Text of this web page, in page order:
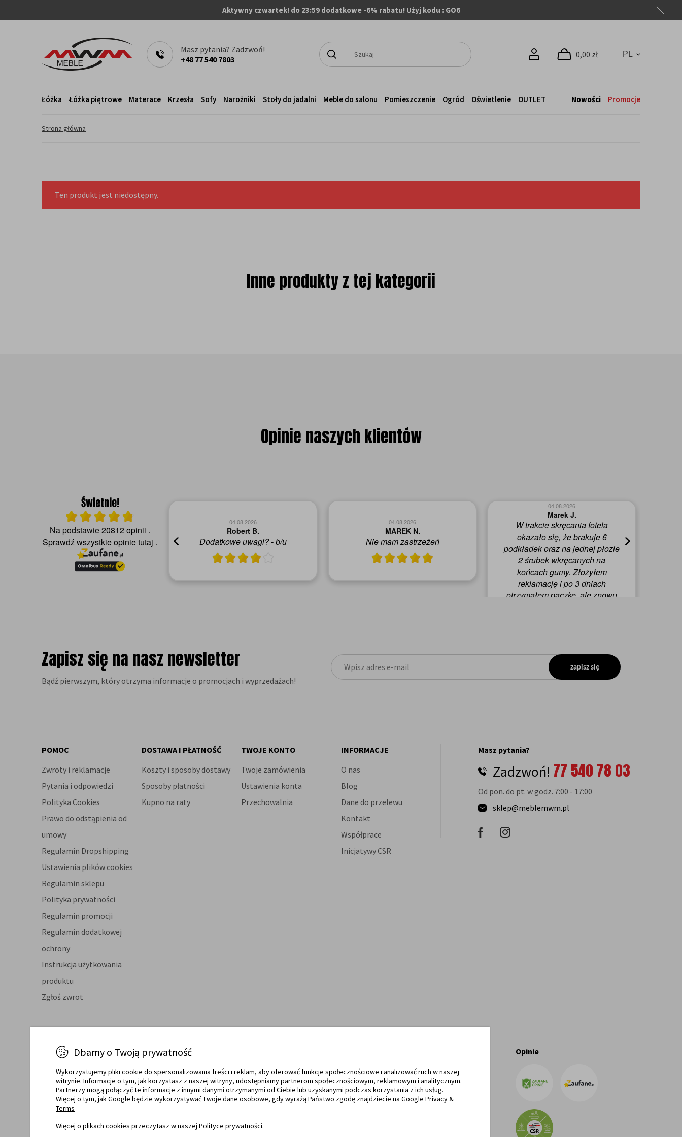
Aktywny czwartek! do 23:59 dodatkowe -6% rabatu! Użyj kodu : GO6
0,00 zł
Masz pytania? Zadzwoń!
+48 77 540 7803
Nowości Promocje
Łóżka Łóżka piętrowe Materace Krzesła Sofy Narożniki Stoły do jadalni Meble do salonu Pomieszczenie Ogród Oświetlenie OUTLET
Strona główna
Ten produkt jest niedostępny.
Inne produkty z tej kategorii
Opinie naszych klientów
Świetnie!
Ocena średnia 4.8 na 5
Na podstawie20812 opinii .
Sprawdź wszystkie opinietutaj .
04.08.2026
Polecam,zgodnie z opisem
Alicja C.
04.08.2026
Dodatkowe uwagi? - b/u
Robert B.
04.08.2026
Nie mam zastrzeżeń
MAREK N.
04.08.2026
W trakcie skręcania fotela
okazało się, że brakuje 6
podkładek oraz na jednej płozie
2 śrubek wkręcanych na
końcach gumy. Złożyłem
reklamację i po 3 dniach
otrzymałem paczkę, ale znowu
otrzymałem przesyłkę, w której
wreszcie znalazły się brakujące
śrubki.
Marek J.
Zapisz się na nasz newsletter
Bądź pierwszym, który otrzyma informacje o promocjach i wyprzedażach!
zapisz się
POMOC
Zwroty i reklamacje
Pytania i odpowiedzi
Polityka Cookies
Prawo do odstąpienia od
umowy
Regulamin Dropshipping
Ustawienia plików cookies
Regulamin sklepu
Polityka prywatności
Regulamin promocji
Regulamin dodatkowej
ochrony
Instrukcja użytkowania
produktu
Zgłoś zwrot
DOSTAWA I PŁATNOŚĆ
Koszty i sposoby dostawy
Sposoby płatności
Kupno na raty
TWOJE KONTO
Twoje zamówienia
Ustawienia konta
Przechowalnia
INFORMACJE
O nas
Blog
Dane do przelewu
Kontakt
Współprace
Inicjatywy CSR
Masz pytania?
Zadzwoń! 77 540 78 03
Od pon. do pt. w godz. 7:00 - 17:00
sklep@meblemwm.pl
Certyfikaty jakości Opinie
Dbamy o Twoją prywatność
Wykorzystujemy pliki cookie do spersonalizowania treści i reklam, aby oferować funkcje społecznościowe i analizować ruch w naszej
witrynie. Informacje o tym, jak korzystasz z naszej witryny, udostępniamy partnerom społecznościowym, reklamowym i analitycznym.
Partnerzy mogą połączyć te informacje z innymi danymi otrzymanymi od Ciebie lub uzyskanymi podczas korzystania z ich usług.
Więcej o tym, jak Google będzie wykorzystywać Twoje dane osobowe, gdy wyrażą Państwo zgodę znajdziecie na Google Privacy &
Terms
Więcej o plikach cookies przeczytasz w naszej Polityce prywatności.